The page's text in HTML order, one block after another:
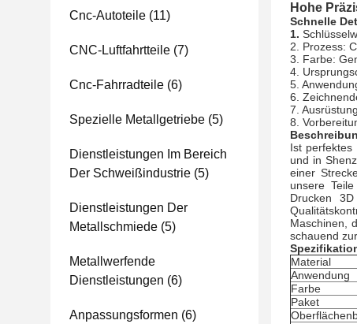
Cnc-Autoteile (11)
CNC-Luftfahrtteile (7)
Cnc-Fahrradteile (6)
Spezielle Metallgetriebe (5)
Dienstleistungen Im Bereich
Der Schweißindustrie (5)
Dienstleistungen Der
Metallschmiede (5)
Metallwerfende
Dienstleistungen (6)
Anpassungsformen (6)
Hohe
Schnelle
1.
2. Prozess:
3. Farbe:
4.
5.
6.
7.
8.
Ist perfektes
und in
einer
unsere
Drucken
Maschinen,
schauend
Material
Anwendung
Farbe
Paket